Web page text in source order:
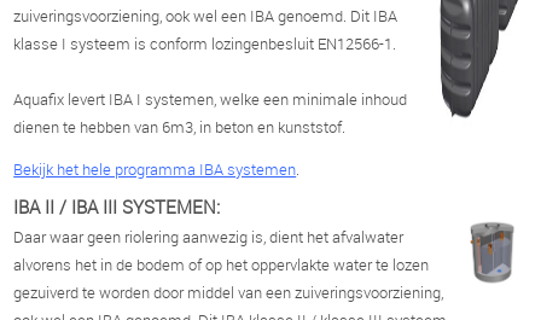
zuiveringsvoorziening, ook wel een IBA genoemd. Dit IBA
klasse I systeem is conform lozingenbesluit EN12566-1.
Aquafix levert IBA I systemen, welke een minimale inhoud
dienen te hebben van 6m3, in beton en kunststof.
Bekijk het hele programma IBA systemen
IBA II / IBA III SYSTEMEN:
Daar waar geen riolering aanwezig is, dient het afvalwater
alvorens het in de bodem of op het oppervlakte water te lozen
gezuiverd te worden door middel van een zuiveringsvoorziening,